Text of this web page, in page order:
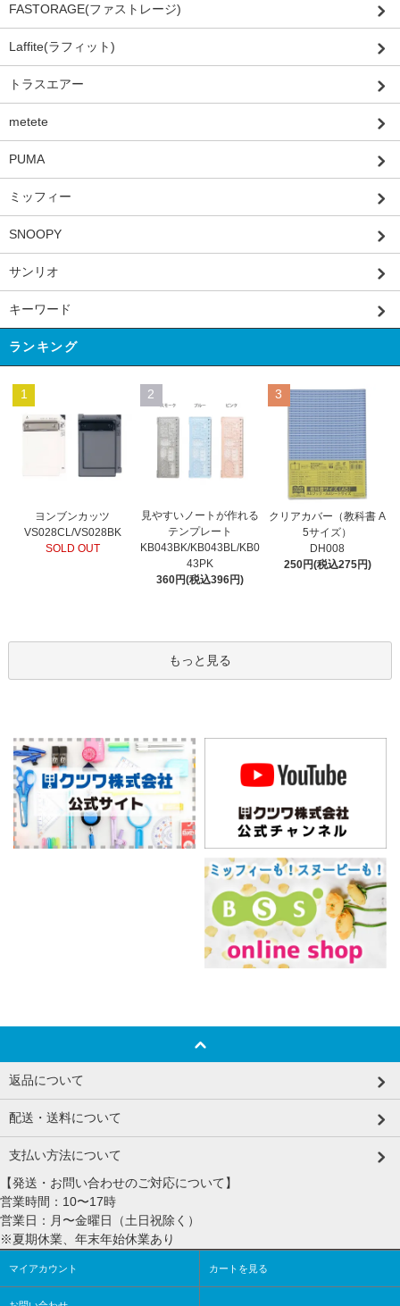
FASTORAGE(ファストレージ)
Laffite(ラフィット)
トラスエアー
metete
PUMA
ミッフィー
SNOOPY
サンリオ
キーワード
ランキング
1
ヨンブンカッツ
VS028CL/VS028BK
SOLD OUT
2
見やすいノートが作れる
テンプレート
KB043BK/KB043BL/KB0
43PK
360円(税込396円)
3
クリアカバー（教科書 A
5サイズ）
DH008
250円(税込275円)
もっと見る
返品について
配送・送料について
支払い方法について
【発送・お問い合わせのご対応について】
営業時間：10〜17時
営業日：月〜金曜日（土日祝除く）
※夏期休業、年末年始休業あり
マイアカウント カートを見る